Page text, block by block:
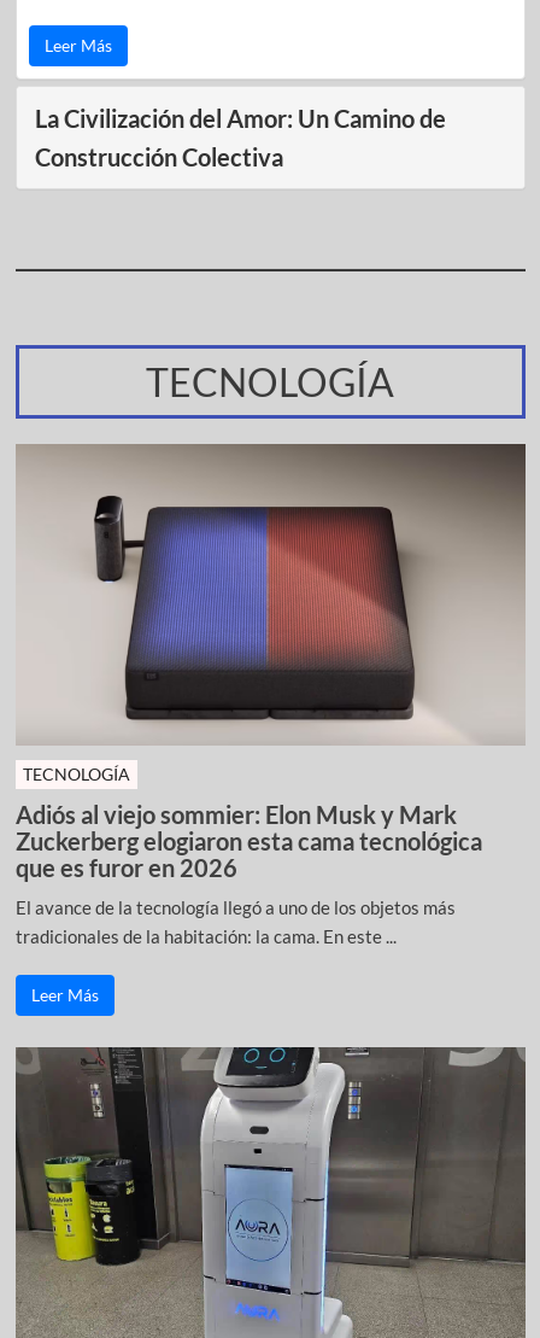
Leer Más
La Civilización del Amor: Un Camino de
Construcción Colectiva
TECNOLOGÍA
TECNOLOGÍA
Adiós al viejo sommier: Elon Musk y Mark
Zuckerberg elogiaron esta cama tecnológica
que es furor en 2026
El avance de la tecnología llegó a uno de los objetos más
tradicionales de la habitación: la cama. En este ...
Leer Más